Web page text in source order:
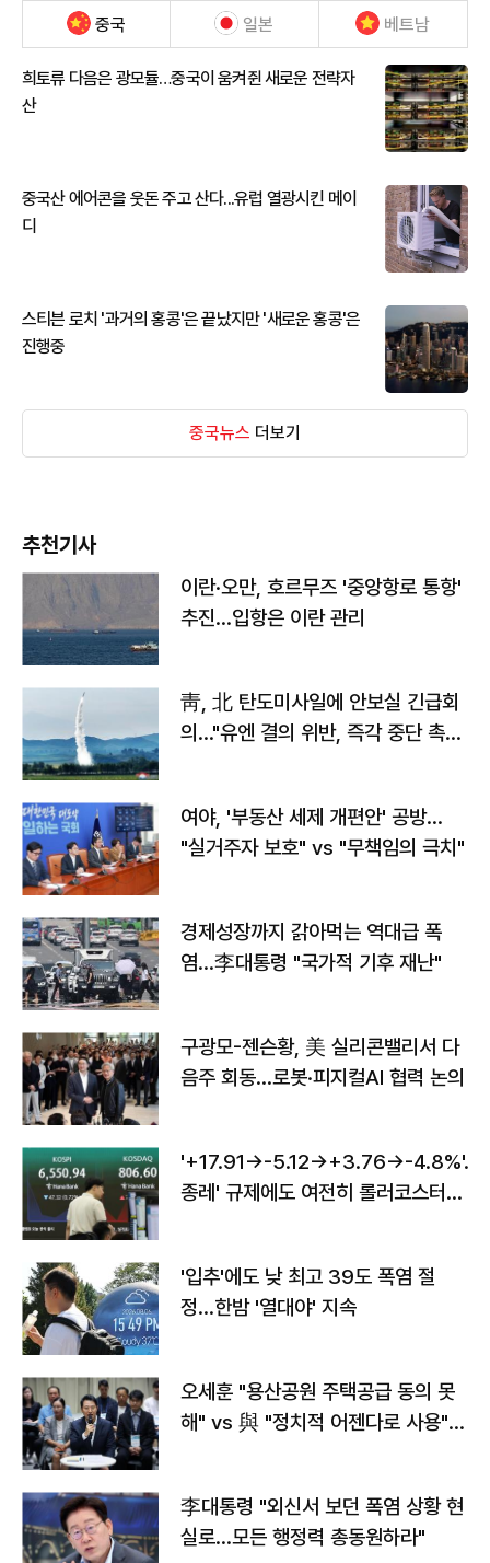
중국 일본 베트남
희토류 다음은 광모듈…중국이 움켜쥔 새로운 전략자
산
중국산 에어콘을 웃돈 주고 산다...유럽 열광시킨 메이
디
스티븐 로치 '과거의 홍콩'은 끝났지만 '새로운 홍콩'은
진행중
중국뉴스 더보기
추천기사
이란·오만, 호르무즈 '중앙항로 통항'
추진…입항은 이란 관리
靑, 北 탄도미사일에 안보실 긴급회
의…"유엔 결의 위반, 즉각 중단 촉
여야, '부동산 세제 개편안' 공방…
"실거주자 보호" vs "무책임의 극치"
경제성장까지 갉아먹는 역대급 폭
염…李대통령 "국가적 기후 재난"
구광모-젠슨황, 美 실리콘밸리서 다
음주 회동…로봇·피지컬AI 협력 논의
'+17.91→-5.12→+3.76→-4.8%'…'
종레' 규제에도 여전히 롤러코스터
'입추'에도 낮 최고 39도 폭염 절
정…한밤 '열대야' 지속
오세훈 "용산공원 주택공급 동의 못
해" vs 與 "정치적 어젠다로 사용"
李대통령 "외신서 보던 폭염 상황 현
실로…모든 행정력 총동원하라"